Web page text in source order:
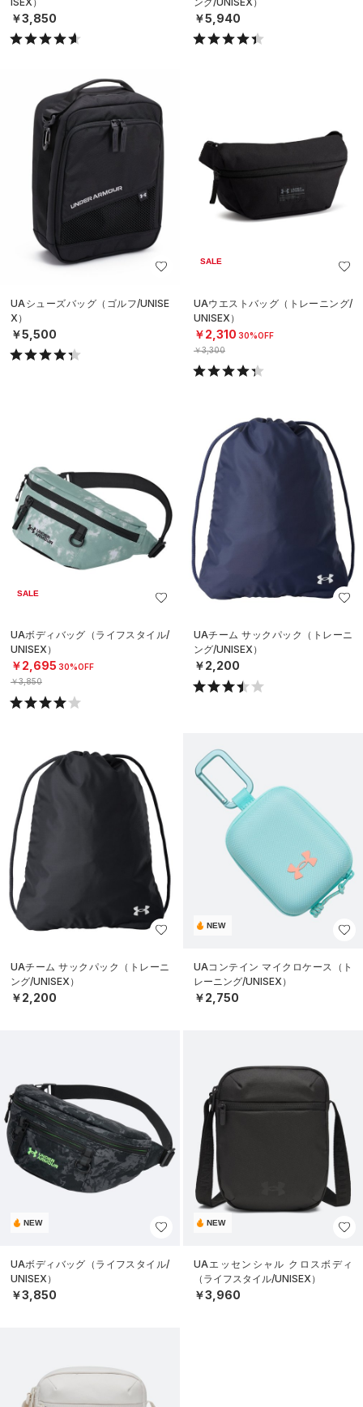
￥3,850 ￥5,940
UAシューズバッグ（ゴルフ/UNISE
X）
￥5,500
SALE
UAウエストバッグ（トレーニング/
UNISEX）
￥2,310 30%OFF
￥3,300
SALE
UAボディバッグ（ライフスタイル/
UNISEX）
￥2,695 30%OFF
￥3,850
UAチーム サックパック（トレーニ
ング/UNISEX）
￥2,200
UAチーム サックパック（トレーニ
ング/UNISEX）
￥2,200
NEW
UAコンテイン マイクロケース（ト
レーニング/UNISEX）
￥2,750
NEW
UAボディバッグ（ライフスタイル/
UNISEX）
￥3,850
NEW
UAエッセンシャル クロスボディ
（ライフスタイル/UNISEX）
￥3,960